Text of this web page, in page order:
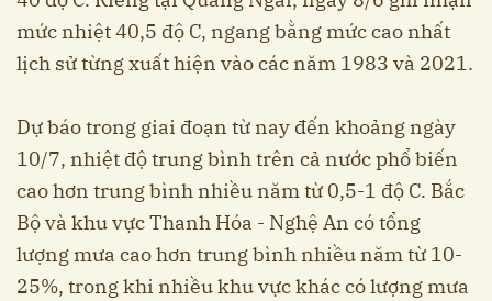
mức nhiệt 40,5 độ C, ngang bằng mức cao nhất
lịch sử từng xuất hiện vào các năm 1983 và 2021.
Dự báo trong giai đoạn từ nay đến khoảng ngày
10/7, nhiệt độ trung bình trên cả nước phổ biến
cao hơn trung bình nhiều năm từ 0,5-1 độ C. Bắc
Bộ và khu vực Thanh Hóa - Nghệ An có tổng
lượng mưa cao hơn trung bình nhiều năm từ 10-
25%, trong khi nhiều khu vực khác có lượng mưa